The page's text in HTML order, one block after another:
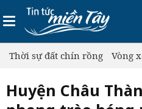
Thời sự đất chín rồng Vòng
Huyện Châu